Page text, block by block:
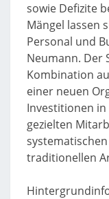
sowie Defizite
Mängel lassen
Personal und
Neumann. Der
Kombination
einer neuen
Investitionen
gezielten
traditionellen